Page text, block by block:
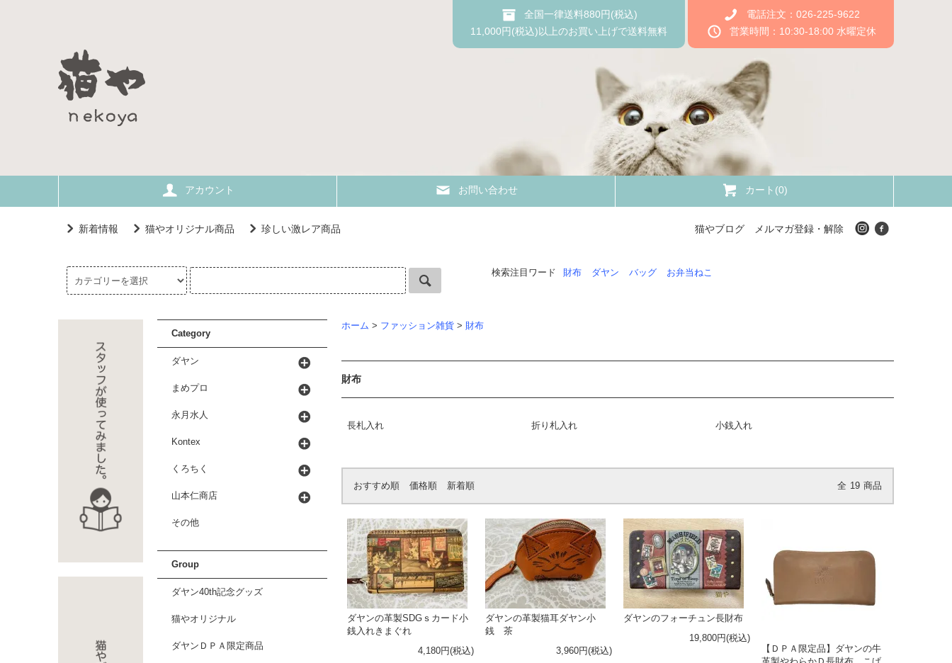
全国一律送料880円(税込)
11,000円(税込)以上のお買い上げで送料無料
電話注文：026-225-9622
営業時間：10:30-18:00 水曜定休
アカウント お問い合わせ カート(0)
新着情報 猫やオリジナル商品 珍しい激レア商品 猫やブログ メルマガ登録・解除
検索注目ワード 財布 ダヤン バッグ お弁当ねこ
ホーム > ファッション雑貨 > 財布
財布
長札入れ 折り札入れ 小銭入れ
おすすめ順 価格順 新着順 全 19 商品
ダヤンの革製SDGｓカード小
銭入れきまぐれ
4,180円(税込)
ダヤンの革製猫耳ダヤン小
銭 茶
3,960円(税込)
ダヤンのフォーチュン長財布
19,800円(税込)
【ＤＰＡ限定品】ダヤンの牛
Category
ダヤン
まめプロ
永月水人
Kontex
くろちく
山本仁商店
その他
Group
ダヤン40th記念グッズ
猫やオリジナル
ダヤンＤＰＡ限定商品